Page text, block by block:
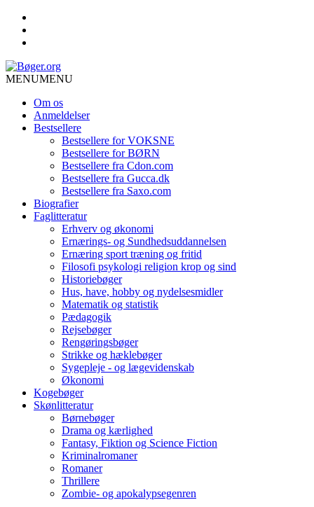
MENUMENU
Om os
Anmeldelser
Bestsellere
Bestsellere for VOKSNE
Bestsellere for BØRN
Bestsellere fra Cdon.com
Bestsellere fra Gucca.dk
Bestsellere fra Saxo.com
Biografier
Faglitteratur
Erhverv og økonomi
Ernærings- og Sundhedsuddannelsen
Ernæring sport træning og fritid
Filosofi psykologi religion krop og sind
Historiebøger
Hus, have, hobby og nydelsesmidler
Matematik og statistik
Pædagogik
Rejsebøger
Rengøringsbøger
Strikke og hæklebøger
Sygepleje - og lægevidenskab
Økonomi
Kogebøger
Skønlitteratur
Børnebøger
Drama og kærlighed
Fantasy, Fiktion og Science Fiction
Kriminalromaner
Romaner
Thrillere
Zombie- og apokalypsegenren